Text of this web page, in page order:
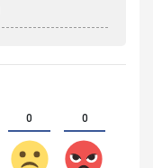
0 0